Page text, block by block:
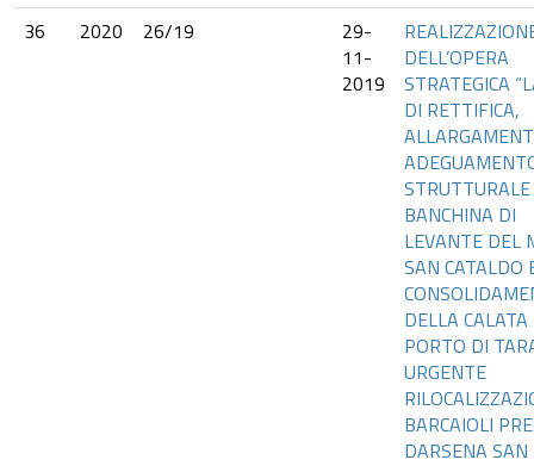
36
2020 26/19
29-
11-
2019
DELL’OPERA
STRATEGICA
DI RETTIFICA,
BANCHINA DI
LEVANTE DEL
SAN CATALDO
DELLA
PORTO DI
URGENTE
BARCAIOLI
DARSENA SAN